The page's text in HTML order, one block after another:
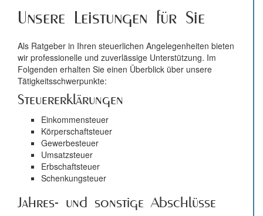
Unsere Leistungen für Sie
Als Ratgeber in Ihren steuerlichen Angelegenheiten bieten
wir professionelle und zuverlässige Unterstützung. Im
Folgenden erhalten Sie einen Überblick über unsere
Tätigkeitsschwerpunkte:
Steuererklärungen
Einkommensteuer
Körperschaftsteuer
Gewerbesteuer
Umsatzsteuer
Erbschaftsteuer
Schenkungsteuer
Jahres- und sonstige Abschlüsse